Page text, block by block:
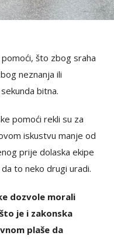
što zbog sraha
neznanja ili
bitna.
pomoći rekli su za
iskustvu manje od
prije dolaska ekipe
to neko drugi uradi.
dozvole morali
je i zakonska
plaše da